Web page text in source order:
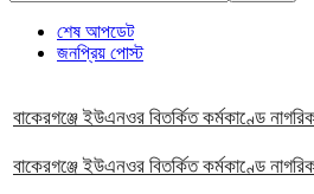
শেষ আপডেট
জনপ্রিয় পোস্ট
বাকেরগঞ্জে ইউএনওর বিতর্কিত কর্মকাণ্ডে
বাকেরগঞ্জে ইউএনওর বিতর্কিত কর্মকাণ্ডে